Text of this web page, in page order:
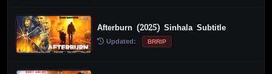
Afterburn (2025) Sinhala Subtitle
Updated: BRRIP